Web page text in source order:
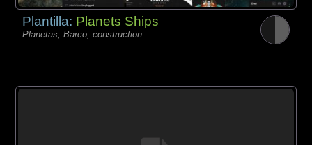
Plantilla: Planets Ships
Planetas, Barco, construction